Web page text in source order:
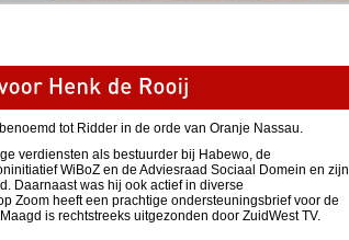
tot Ridder in de orde van Oranje Nassau.
verdiensten als bestuurder bij Habewo, de
WiBoZ en de Adviesraad Sociaal Domein en zijn
Daarnaast was hij ook actief in diverse
Zoom heeft een prachtige ondersteuningsbrief voor de
is rechtstreeks uitgezonden door ZuidWest TV.